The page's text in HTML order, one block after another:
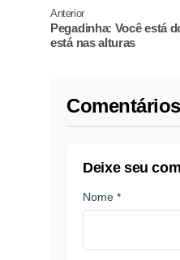
Anterior
Pegadinha: Você está
está nas alturas
Deixe seu
Nome *